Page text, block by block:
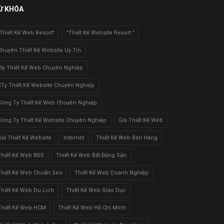
KHÓA
Kế Web Resort" "Thiết Kế Website Resort "
Thiết Kế Website Uy Tín
Thiết Kế Web Chuyên Nghiệp
Thiết Kế Website Chuyên Nghiệp
Ty Thiết Kế Web Chuyên Nghiệp
Ty Thiết Kế Website Chuyên Nghiệp Giá Thiết Kế Web
Thiết Kế Website Internet Thiết Kế Web Bán Hàng
Kế Web BĐS Thiết Kế Web Bất Động Sản
Kế Web Chuẩn Seo Thiết Kế Web Doanh Nghiệp
Kế Web Du Lịch Thiết Kế Web Giáo Dục
Kế Web HCM Thiết Kế Web Hồ Chí Minh